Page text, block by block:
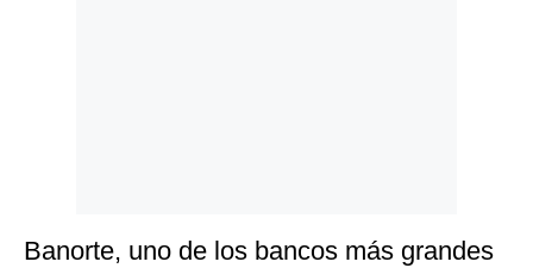
Banorte, uno de los bancos más grandes